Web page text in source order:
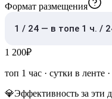
Формат размещения
1 / 24 — в топе 1 ч. /
1 200₽
топ 1 час · сутки в ленте
💎Эффективность за эти